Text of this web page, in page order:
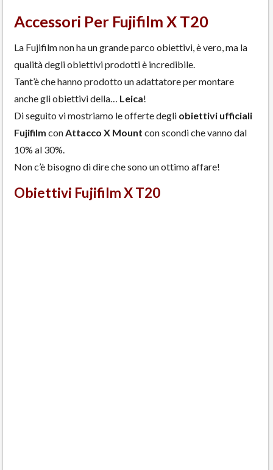
Accessori Per Fujifilm X T20
La Fujifilm non ha un grande parco obiettivi, è vero, ma la
qualità degli obiettivi prodotti è incredibile.
Tant’è che hanno prodotto un adattatore per montare
anche gli obiettivi della… Leica!
Di seguito vi mostriamo le offerte degli obiettivi ufficiali
Fujifilm con Attacco X Mount con scondi che vanno dal
10% al 30%.
Non c’è bisogno di dire che sono un ottimo affare!
Obiettivi Fujifilm X T20